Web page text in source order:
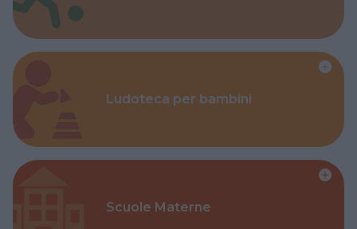
Ludoteca per bambini
Scuole Materne